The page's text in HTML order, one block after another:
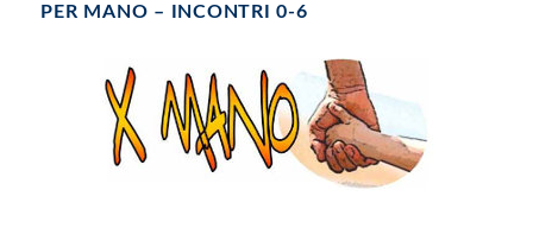
PER MANO – INCONTRI 0-6